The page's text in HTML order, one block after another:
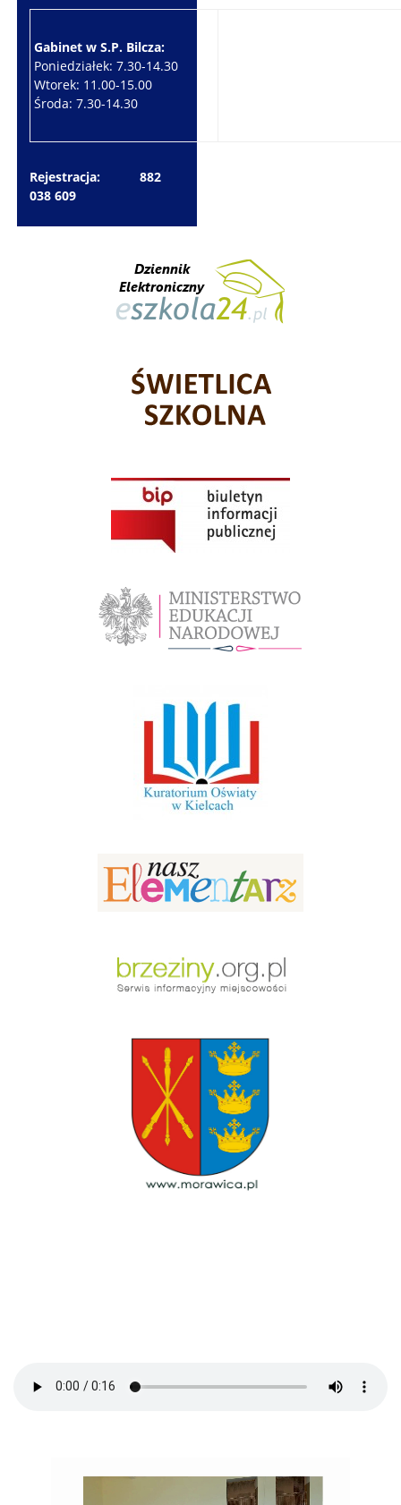
Gabinet w S.P. Bilcza:
Poniedziałek: 7.30-14.30
Wtorek: 11.00-15.00
Środa: 7.30-14.30
Rejestracja: 882
038 609